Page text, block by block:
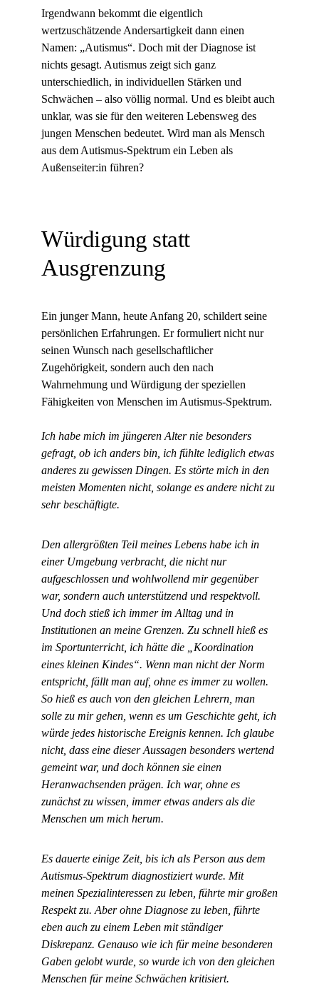
Irgendwann bekommt die eigentlich
wertzuschätzende Andersartigkeit dann einen
Namen: „Autismus“. Doch mit der Diagnose ist
nichts gesagt. Autismus zeigt sich ganz
unterschiedlich, in individuellen Stärken und
Schwächen – also völlig normal. Und es bleibt auch
unklar, was sie für den weiteren Lebensweg des
jungen Menschen bedeutet. Wird man als Mensch
aus dem Autismus-Spektrum ein Leben als
Außenseiter:in führen?
Würdigung statt
Ausgrenzung
Ein junger Mann, heute Anfang 20, schildert seine
persönlichen Erfahrungen. Er formuliert nicht nur
seinen Wunsch nach gesellschaftlicher
Zugehörigkeit, sondern auch den nach
Wahrnehmung und Würdigung der speziellen
Fähigkeiten von Menschen im Autismus-Spektrum.
Ich habe mich im jüngeren Alter nie besonders
gefragt, ob ich anders bin, ich fühlte lediglich etwas
anderes zu gewissen Dingen. Es störte mich in den
meisten Momenten nicht, solange es andere nicht zu
sehr beschäftigte.
Den allergrößten Teil meines Lebens habe ich in
einer Umgebung verbracht, die nicht nur
aufgeschlossen und wohlwollend mir gegenüber
war, sondern auch unterstützend und respektvoll.
Und doch stieß ich immer im Alltag und in
Institutionen an meine Grenzen. Zu schnell hieß es
im Sportunterricht, ich hätte die „Koordination
eines kleinen Kindes“. Wenn man nicht der Norm
entspricht, fällt man auf, ohne es immer zu wollen.
So hieß es auch von den gleichen Lehrern, man
solle zu mir gehen, wenn es um Geschichte geht, ich
würde jedes historische Ereignis kennen. Ich glaube
nicht, dass eine dieser Aussagen besonders wertend
gemeint war, und doch können sie einen
Heranwachsenden prägen. Ich war, ohne es
zunächst zu wissen, immer etwas anders als die
Menschen um mich herum.
Es dauerte einige Zeit, bis ich als Person aus dem
Autismus-Spektrum diagnostiziert wurde. Mit
meinen Spezialinteressen zu leben, führte mir großen
Respekt zu. Aber ohne Diagnose zu leben, führte
eben auch zu einem Leben mit ständiger
Diskrepanz. Genauso wie ich für meine besonderen
Gaben gelobt wurde, so wurde ich von den gleichen
Menschen für meine Schwächen kritisiert.